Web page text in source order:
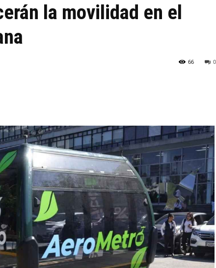
la movilidad en el
0
66